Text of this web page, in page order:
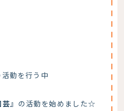
動を行う中
芸』 の活動を始めました☆